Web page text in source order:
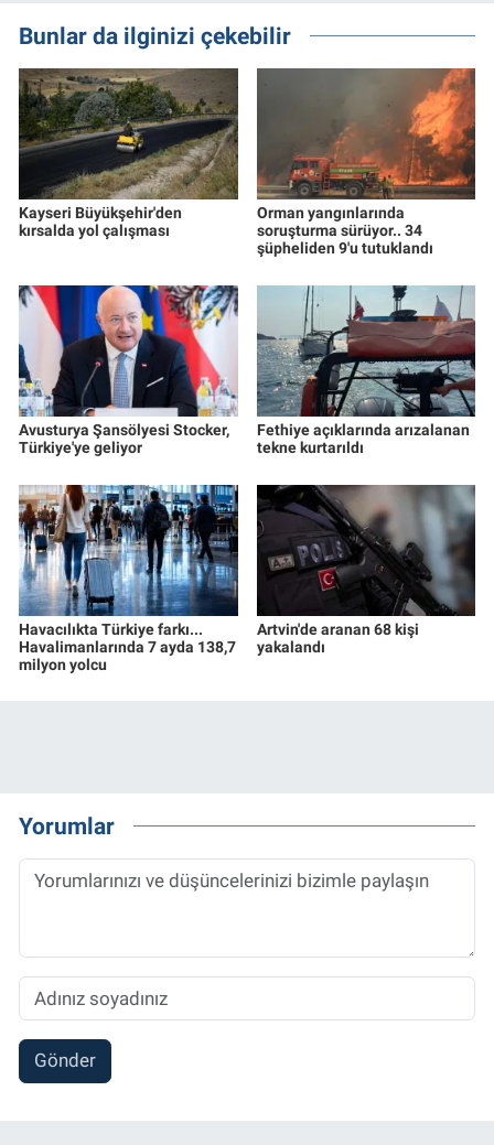
Bunlar da ilginizi çekebilir
Kayseri Büyükşehir'den
kırsalda yol çalışması
Orman yangınlarında
soruşturma sürüyor.. 34
şüpheliden 9'u tutuklandı
Avusturya Şansölyesi Stocker,
Türkiye'ye geliyor
Fethiye açıklarında arızalanan
tekne kurtarıldı
Havacılıkta Türkiye farkı...
Havalimanlarında 7 ayda 138,7
milyon yolcu
Artvin'de aranan 68 kişi
yakalandı
Yorumlar
Gönder